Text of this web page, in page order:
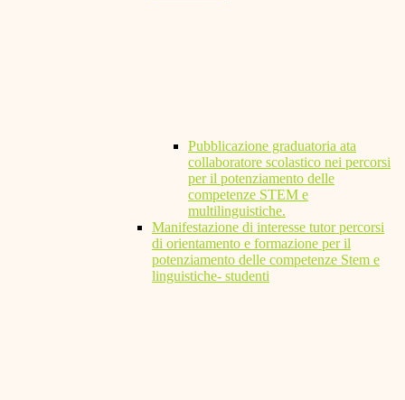
Pubblicazione graduatoria ata
collaboratore scolastico nei percorsi
per il potenziamento delle
competenze STEM e
multilinguistiche.
Manifestazione di interesse tutor percorsi
di orientamento e formazione per il
potenziamento delle competenze Stem e
linguistiche- studenti